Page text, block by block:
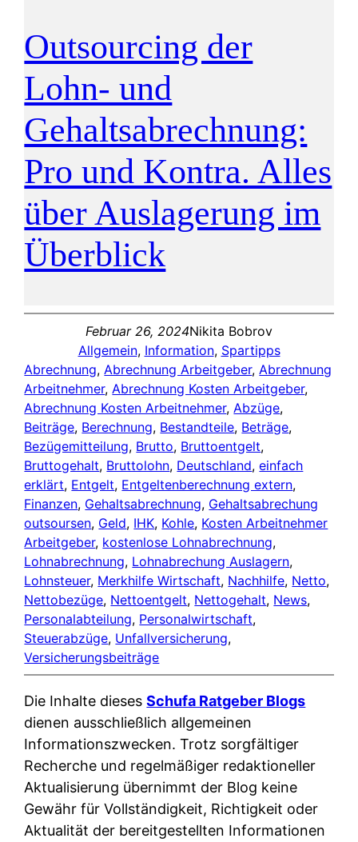
Outsourcing der
Lohn- und
Gehaltsabrechnung:
Pro und Kontra. Alles
über Auslagerung im
Überblick
Februar 26, 2024Nikita Bobrov
Allgemein, Information, Spartipps
Abrechnung, Abrechnung Arbeitgeber, Abrechnung
Arbeitnehmer, Abrechnung Kosten Arbeitgeber
Abrechnung Kosten Arbeitnehmer, Abzüge
Beiträge, Berechnung, Bestandteile, Beträge
Bezügemitteilung, Brutto, Bruttoentgelt
Bruttogehalt, Bruttolohn, Deutschland, einfach
erklärt, Entgelt, Entgeltenberechnung extern
Finanzen, Gehaltsabrechnung, Gehaltsabrechung
outsoursen, Geld, IHK, Kohle, Kosten Arbeitnehmer
Arbeitgeber, kostenlose Lohnabrechnung
Lohnabrechnung, Lohnabrechung Auslagern
Lohnsteuer, Merkhilfe Wirtschaft, Nachhilfe, Netto
Nettobezüge, Nettoentgelt, Nettogehalt, News
Personalabteilung, Personalwirtschaft
Steuerabzüge, Unfallversicherung
Versicherungsbeiträge
Die Inhalte diesesSchufa Ratgeber Blogs
dienen ausschließlich allgemeinen
Informationszwecken. Trotz sorgfältiger
Recherche und regelmäßiger redaktioneller
Aktualisierung übernimmt der Blog keine
Gewähr für Vollständigkeit, Richtigkeit oder
Aktualität der bereitgestellten Informationen